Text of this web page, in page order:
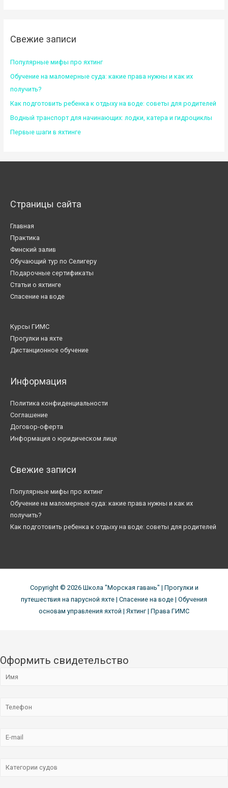
Свежие записи
Популярные мифы про яхтинг
Обучение на маломерные суда: какие права нужны и как их
получить?
Как подготовить ребенка к отдыху на воде: советы для родителей
Водный транспорт для начинающих: лодки, катера и гидроциклы
Первые шаги в яхтинге
Страницы сайта
Главная
Практика
Финский залив
Обучающий тур по Селигеру
Подарочные сертификаты
Статьи о яхтинге
Спасение на воде
Курсы ГИМС
Прогулки на яхте
Дистанционное обучение
Информация
Политика конфиденциальности
Соглашение
Договор-оферта
Информация о юридическом лице
Свежие записи
Популярные мифы про яхтинг
Обучение на маломерные суда: какие права нужны и как их
получить?
Как подготовить ребенка к отдыху на воде: советы для родителей
Copyright © 2026 Школа "Морская гавань" | Прогулки и
путешествия на парусной яхте | Спасение на воде | Обучения
основам управления яхтой | Яхтинг | Права ГИМС
Оформить свидетельство